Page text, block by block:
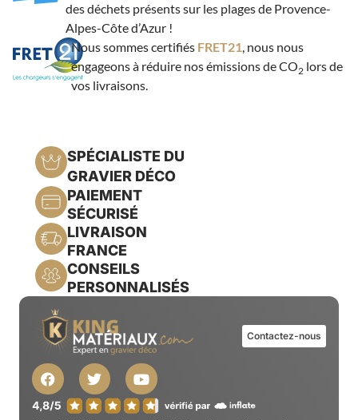
des déchets présents sur les plages de Provence-
Alpes-Côte d’Azur !
Nous sommes certifiés FRET21, nous nous
engageons à réduire nos émissions de CO2lors de
vos livraisons.
SPÉCIALISTE DU
GRAVIER DÉCO
PAIEMENT
SÉCURISÉ
LIVRAISON
FRANCE
CONSEILS
PERSONNALISÉS
Contactez-nous